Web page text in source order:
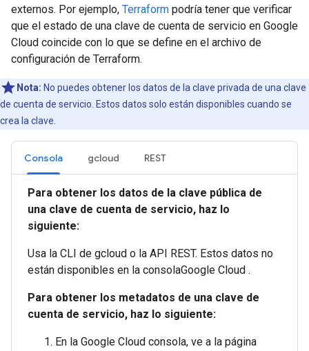
externos. Por ejemplo, Terraform podría tener que verificar
que el estado de una clave de cuenta de servicio en Google
Cloud coincide con lo que se define en el archivo de
configuración de Terraform.
Nota: No puedes obtener los datos de la clave privada de una clave
de cuenta de servicio. Estos datos solo están disponibles cuando se
crea la clave.
Consola gcloud REST
Para obtener los datos de la clave pública de
una clave de cuenta de servicio, haz lo
siguiente:
Usa la CLI de gcloud o la API REST. Estos datos no
están disponibles en la consolaGoogle Cloud .
Para obtener los metadatos de una clave de
cuenta de servicio, haz lo siguiente:
En la Google Cloud consola, ve a la página